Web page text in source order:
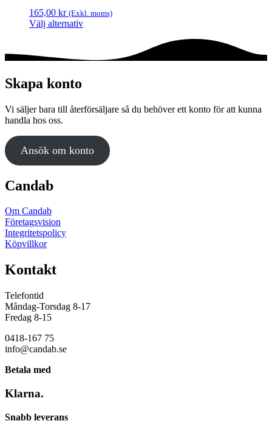
165,00 kr (Exkl. moms)
Välj alternativ
produkten
varianter.
olika
alternativen
på
produktsidan
Skapa konto
Vi säljer bara till återförsäljare så du behöver ett konto för att kunna
handla hos oss.
Ansök om konto
Candab
Om Candab
Företagsvision
Integritetspolicy
Köpvillkor
Kontakt
Telefontid
Måndag-Torsdag 8-17
Fredag 8-15
0418-167 75
info@candab.se
Betala med
Klarna.
Snabb leverans